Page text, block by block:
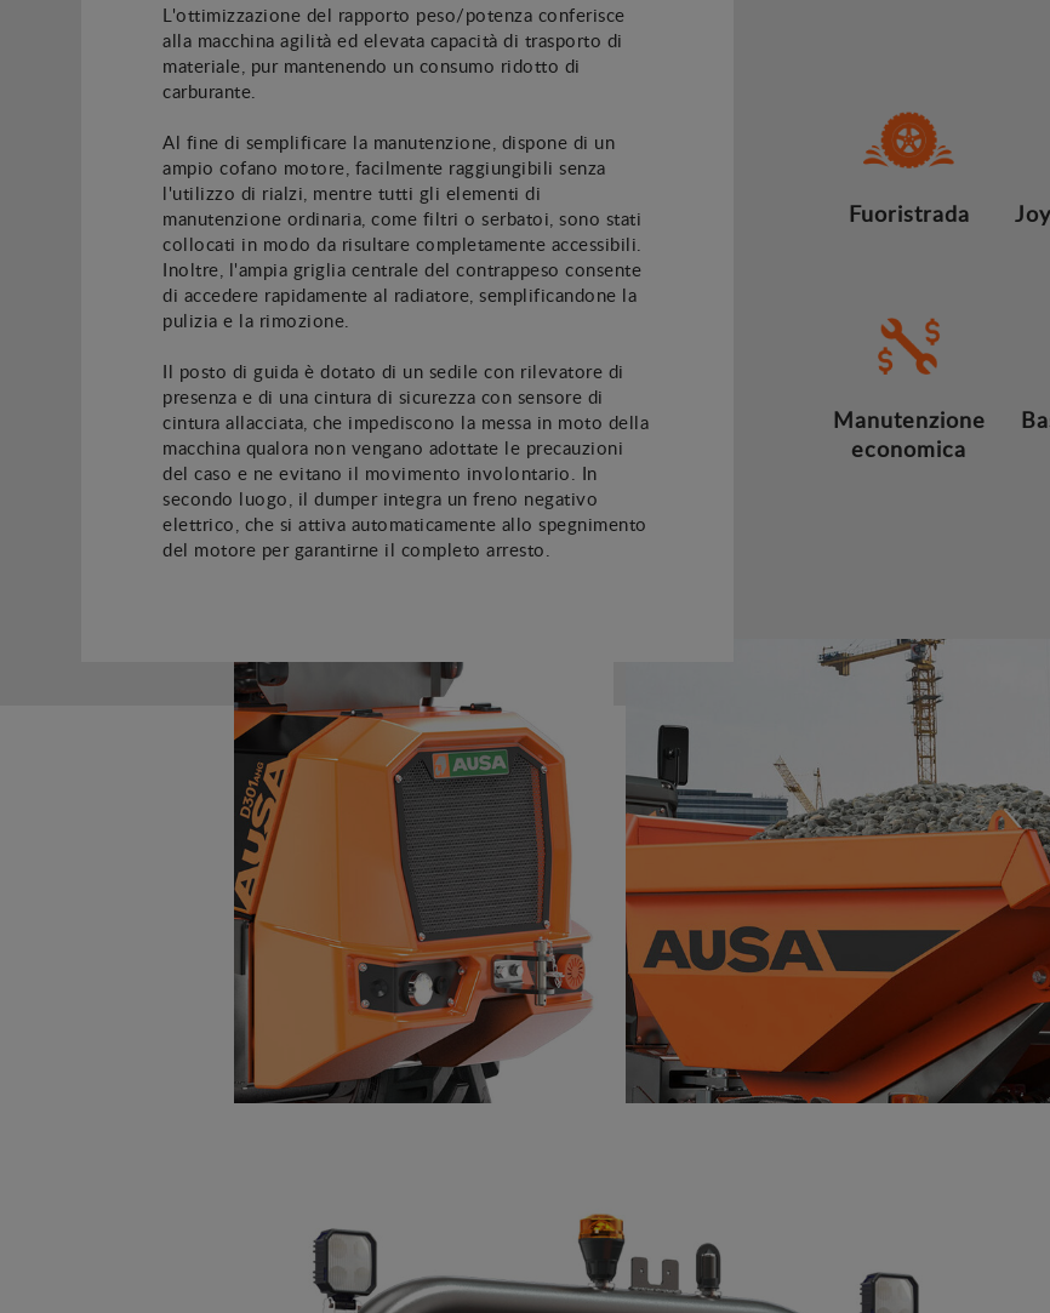
L'ottimizzazione del rapporto peso/potenza conferisce
alla macchina agilità ed elevata capacità di trasporto di
materiale, pur mantenendo un consumo ridotto di
carburante.
Al fine di semplificare la manutenzione, dispone di un
ampio cofano motore, facilmente raggiungibili senza
l'utilizzo di rialzi, mentre tutti gli elementi di
manutenzione ordinaria, come filtri o serbatoi, sono stati
collocati in modo da risultare completamente accessibili.
Inoltre, l'ampia griglia centrale del contrappeso consente
di accedere rapidamente al radiatore, semplificandone la
pulizia e la rimozione.
Il posto di guida è dotato di un sedile con rilevatore di
presenza e di una cintura di sicurezza con sensore di
cintura allacciata, che impediscono la messa in moto della
macchina qualora non vengano adottate le precauzioni
del caso e ne evitano il movimento involontario. In
secondo luogo, il dumper integra un freno negativo
elettrico, che si attiva automaticamente allo spegnimento
del motore per garantirne il completo arresto.
Fuoristrada
Manutenzione
economica